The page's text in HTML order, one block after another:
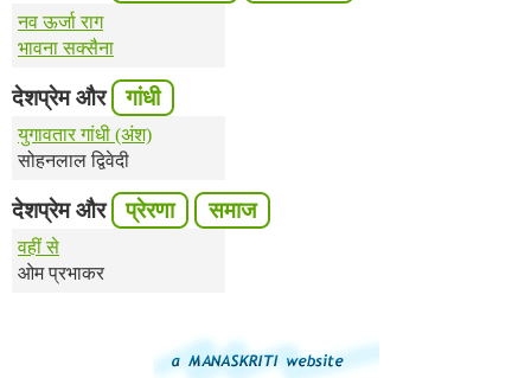
नव ऊर्जा राग
भावना सक्सैना
देशप्रेम और गांधी
युगावतार गांधी (अंश)
सोहनलाल द्विवेदी
देशप्रेम और प्रेरणा समाज
वहीं से
ओम प्रभाकर